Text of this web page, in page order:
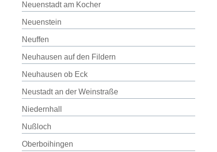
Neuenstadt am Kocher
Neuenstein
Neuffen
Neuhausen auf den Fildern
Neuhausen ob Eck
Neustadt an der Weinstraße
Niedernhall
Nußloch
Oberboihingen